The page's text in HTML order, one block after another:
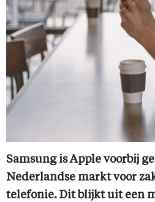
Samsung is Apple voorbij
Nederlandse markt voor
telefonie. Dit blijkt uit een